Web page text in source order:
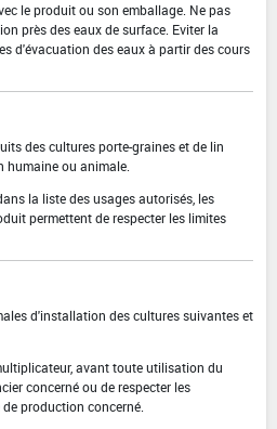
le produit ou son emballage. Ne pas
près des eaux de surface. Eviter la
d'évacuation des eaux à partir des cours
des cultures porte-graines et de lin
humaine ou animale.
la liste des usages autorisés, les
permettent de respecter les limites
d'installation des cultures suivantes et
avant toute utilisation du
concerné ou de respecter les
production concerné.